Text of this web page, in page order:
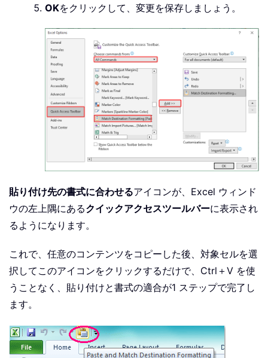
OKをクリックして、変更を保存しましょう。
貼り付け先の書式に合わせるアイコンが、Excel ウィンド
ウの左上隅にあるクイックアクセスツールバーに表示され
るようになります。
これで、任意のコンテンツをコピーした後、対象セルを選
択してこのアイコンをクリックするだけで、Ctrl＋V を使
うことなく、貼り付けと書式の適合が1 ステップで完了し
ます。